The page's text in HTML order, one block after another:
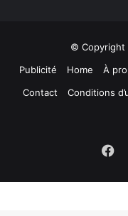
© Copyright
Publicité
Home À
Contact
Conditions